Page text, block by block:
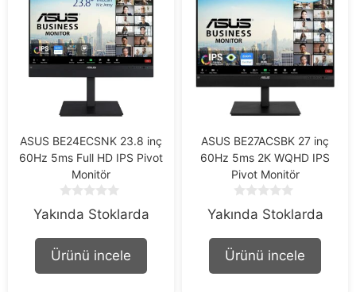
ASUS BE24ECSNK 23.8 inç
60Hz 5ms Full HD IPS Pivot
Monitör
o
o
f
Yakında Stoklarda
Ürünü incele
ASUS BE27ACSBK 27 inç
60Hz 5ms 2K WQHD IPS
Pivot Monitör
o
o
f
Yakında Stoklarda
Ürünü incele